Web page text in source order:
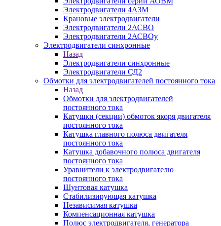
Электродвигатели 4АЗМ
Крановые электродвигатели
Электродвигатели 2АСВО
Электродвигатели 2АСВОу
Электродвигатели синхронные
Назад
Электродвигатели синхронные
Электродвигатели СД2
Обмотки для электродвигателей постоянного тока
Назад
Обмотки для электродвигателей
постоянного тока
Катушки (секции) обмоток якоря двигателя
постоянного тока
Катушка главного полюса двигателя
постоянного тока
Катушка добавочного полюса двигателя
постоянного тока
Уравнители к электродвигателю
постоянного тока
Шунтовая катушка
Стабилизирующая катушка
Независимая катушка
Компенсационная катушка
Полюс электродвигателя, генератора